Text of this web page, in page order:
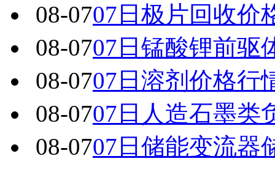
08-0707日极片回收价
08-0707日锰酸锂前驱
08-0707日溶剂价格行
08-0707日人造石墨类
08-0707日储能变流器